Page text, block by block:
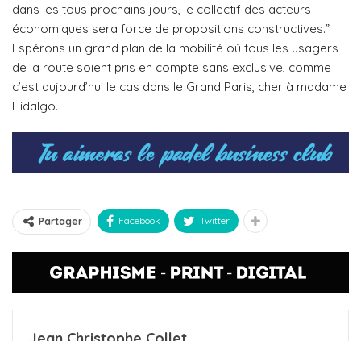
dans les tous prochains jours, le collectif des acteurs
économiques sera force de propositions constructives.”
Espérons un grand plan de la mobilité où tous les usagers
de la route soient pris en compte sans exclusive, comme
c’est aujourd’hui le cas dans le Grand Paris, cher à madame
Hidalgo.
Partager Facebook Twitter